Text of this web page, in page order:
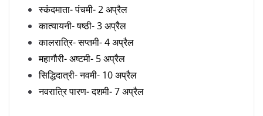
स्कंदमाता- पंचमी- 2 अप्रैल
कात्यायनी- षष्ठी- 3 अप्रैल
कालरात्रि- सप्तमी- 4 अप्रैल
महागौरी- अष्टमी- 5 अप्रैल
सिद्धिदात्री- नवमी- 10 अप्रैल
नवरात्रि पारण- दशमी- 7 अप्रैल